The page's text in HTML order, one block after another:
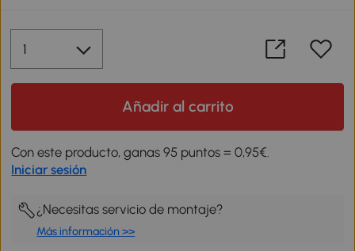
Añadir al carrito
Con este producto, ganas 95 puntos = 0,95€.
Iniciar sesión
¿Necesitas servicio de montaje?
Más información >>